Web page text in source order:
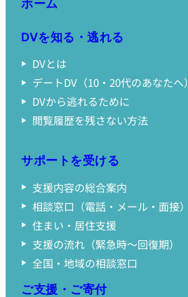
ホーム
DVを知る・逃れる
DVとは
デートDV（10・20代のあなたへ）
DVから逃れるために
閲覧履歴を残さない方法
サポートを受ける
支援内容の総合案内
相談窓口（電話・メール・面接）
住まい・居住支援
支援の流れ（緊急時〜回復期）
全国・地域の相談窓口
ご支援・ご寄付